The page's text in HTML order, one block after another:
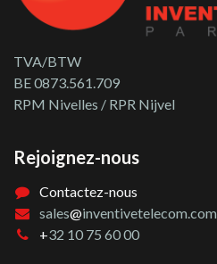
TVA/BTW
BE 0873.561.709
RPM Nivelles / RPR Nijvel
Rejoignez-nous
Contactez-nous
sales@inventivetelecom.com
+32 10 75 60 00